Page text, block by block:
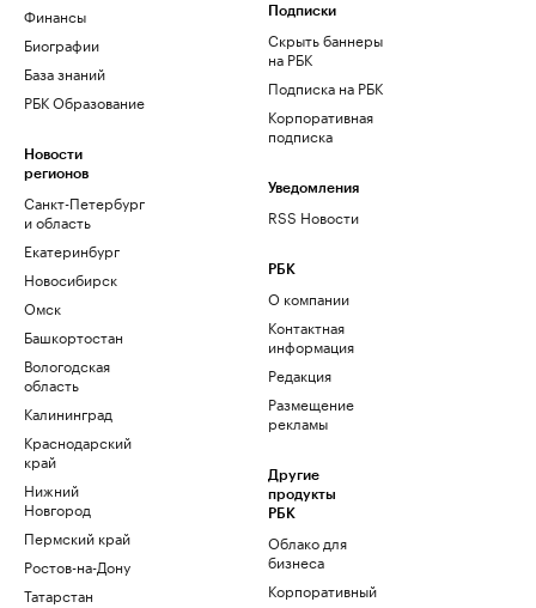
Финансы
Биографии
База знаний
РБК Образование
Новости
регионов
Санкт-Петербург
и область
Екатеринбург
Новосибирск
Омск
Башкортостан
Вологодская
область
Калининград
Краснодарский
край
Нижний
Новгород
Пермский край
Ростов-на-Дону
Татарстан
Подписки
Скрыть баннеры
на РБК
Подписка на РБК
Корпоративная
подписка
Уведомления
RSS Новости
РБК
О компании
Контактная
информация
Редакция
Размещение
рекламы
Другие
продукты
РБК
Облако для
бизнеса
Корпоративный